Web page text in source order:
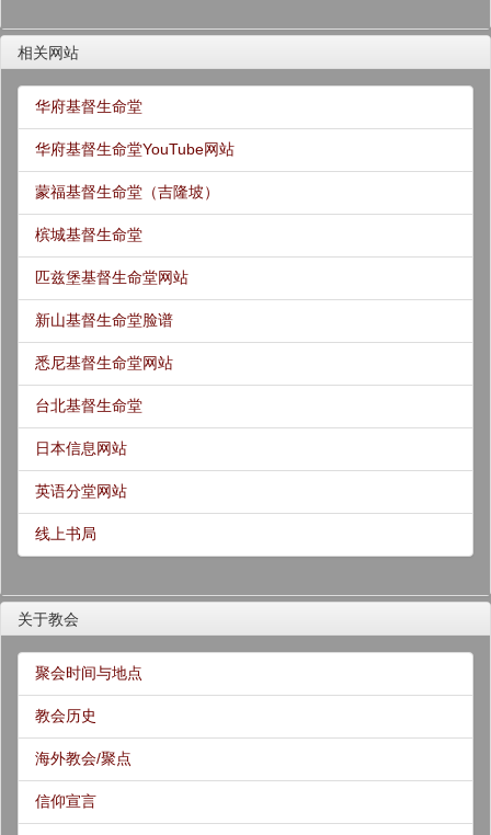
相关网站
华府基督生命堂
华府基督生命堂YouTube网站
蒙福基督生命堂（吉隆坡）
槟城基督生命堂
匹兹堡基督生命堂网站
新山基督生命堂脸谱
悉尼基督生命堂网站
台北基督生命堂
日本信息网站
英语分堂网站
线上书局
关于教会
聚会时间与地点
教会历史
海外教会/聚点
信仰宣言